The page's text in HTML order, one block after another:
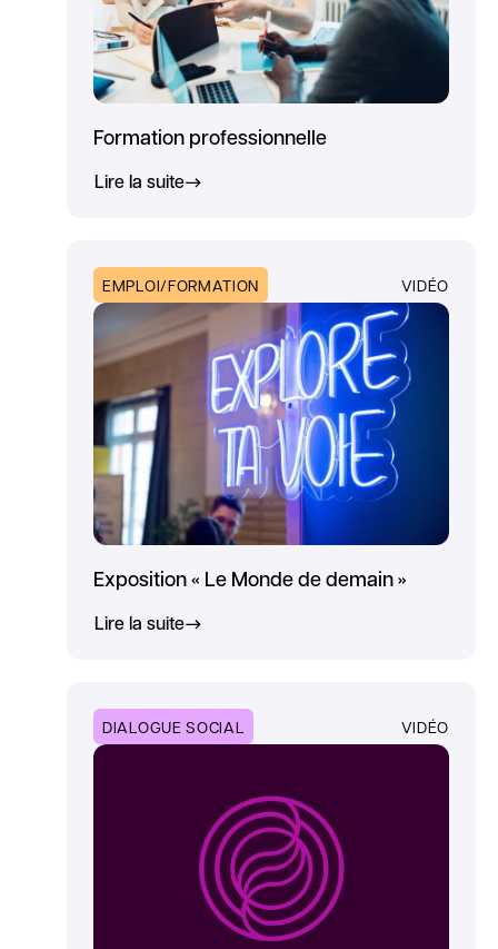
Formation professionnelle
Lire la suite
EMPLOI/FORMATION VIDÉO
Exposition « Le Monde de demain »
Lire la suite
DIALOGUE SOCIAL VIDÉO